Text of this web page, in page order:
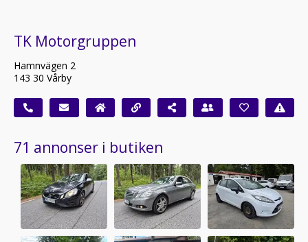
TK Motorgruppen
Hamnvägen 2
143 30 Vårby
71 annonser i butiken